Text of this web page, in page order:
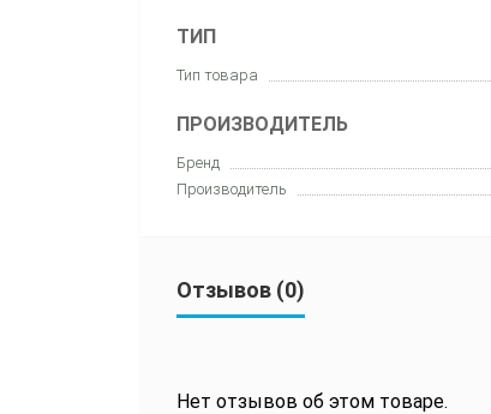
ТИП
Тип товара
ПРОИЗВОДИТЕЛЬ
Бренд
Производитель
Отзывов (0)
Нет отзывов об этом товаре.